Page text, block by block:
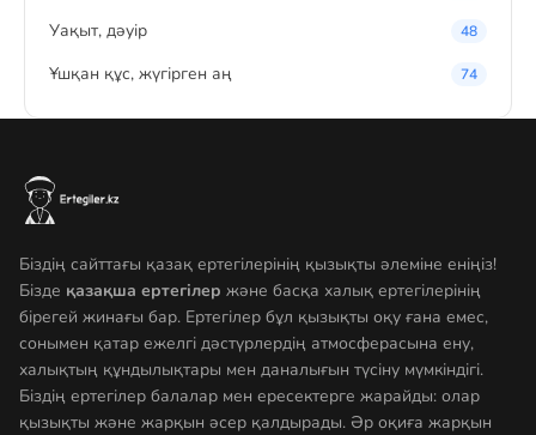
Уақыт, дәуір 48
Ұшқан құс, жүгірген аң 74
Біздің сайттағы қазақ ертегілерінің қызықты әлеміне еніңіз!
Бізде қазақша ертегілер және басқа халық ертегілерінің
бірегей жинағы бар. Ертегілер бұл қызықты оқу ғана емес,
сонымен қатар ежелгі дәстүрлердің атмосферасына ену,
халықтың құндылықтары мен даналығын түсіну мүмкіндігі.
Біздің ертегілер балалар мен ересектерге жарайды: олар
қызықты және жарқын әсер қалдырады. Әр оқиға жарқын